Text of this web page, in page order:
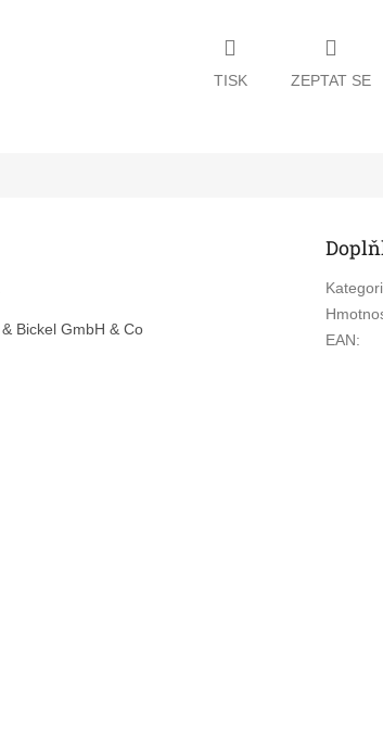
TISK ZEPTAT SE
Bickel GmbH & Co
EAN: